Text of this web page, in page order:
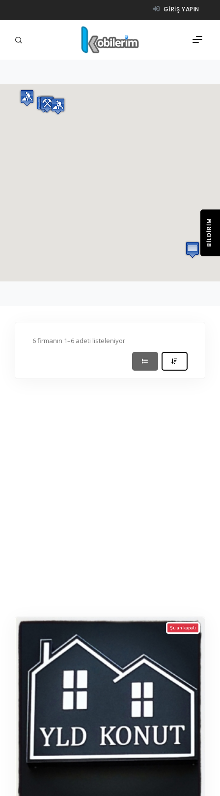
GIRIŞ YAPIN
FIRMALAR
ÜRÜNLER
6 firmanın 1–6 adeti listeleniyor
Şu an kapalı
BILDIRIM